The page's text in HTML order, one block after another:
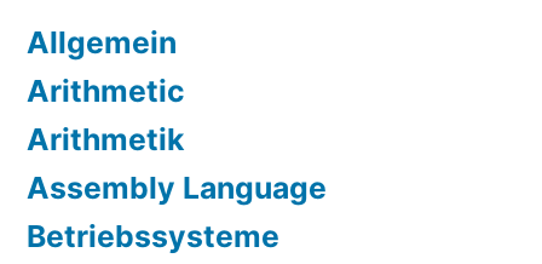
Allgemein
Arithmetic
Arithmetik
Assembly Language
Betriebssysteme